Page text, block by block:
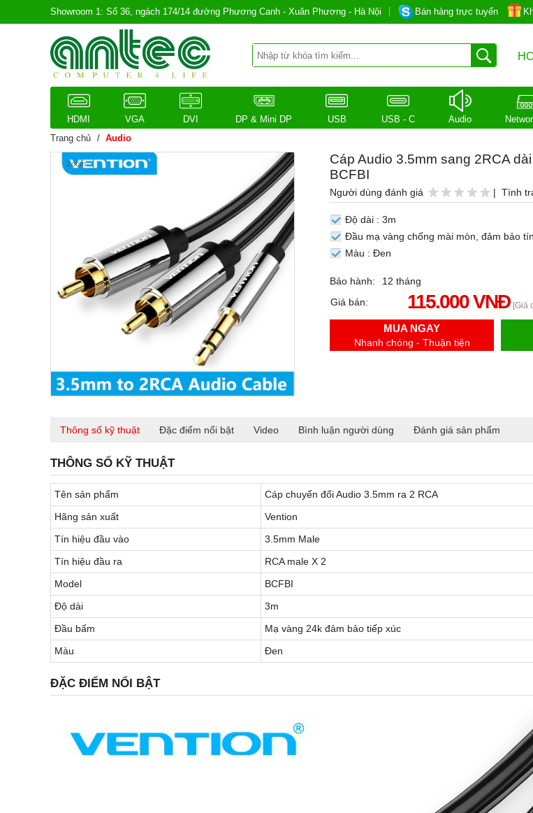
Showroom 1: Số 36, ngách 174/14 đường Phương Canh - Xuân Phương - Hà Nội Bán hàng trực tuyến
HDMI VGA DVI DP & Mini DP USB USB - C Audio
Trang chủ / Audio
Zoom
Cáp Audio 3.5mm sang 2RCA
BCFBI
Người dùng đánh giá | Tình
Độ dài : 3m
Đầu mạ vàng chống mài mòn, đảm bảo
Màu : Đen
Bảo hành:
12 tháng
Giá bán:
115.000 VNĐ [Giá
MUA NGAY
Nhanh chóng - Thuận tiện
Thông số kỹ thuật Đặc điểm nổi bật Video Bình luận người dùng Đánh giá sản phẩm
THÔNG SỐ KỸ THUẬT
Tên sản phẩm
Cáp chuyển đổi Audio 3.5mm ra 2 RCA
Hãng sản xuất
Vention
Tín hiệu đầu vào
3.5mm Male
Tín hiệu đầu ra
RCA male X 2
Model
BCFBI
Độ dài
3m
Đầu bấm
Mạ vàng 24k đảm bảo tiếp xúc
Màu
Đen
ĐẶC ĐIỂM NỔI BẬT